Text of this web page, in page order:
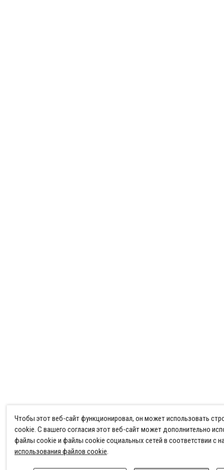
Чтобы этот веб-сайт функционировал, он может использовать
cookie. С вашего согласия этот веб-сайт может дополнительно
файлы cookie и файлы cookie социальных сетей в соответствии с
использования файлов cookie